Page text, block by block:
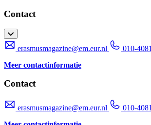
Contact
erasmusmagazine@em.eur.nl
010-
Meer contactinformatie
Contact
erasmusmagazine@em.eur.nl
010-